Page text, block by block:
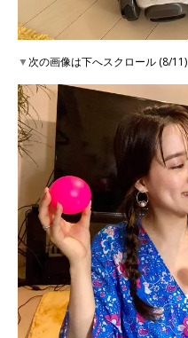
▼次の画像は下へスクロール (8/11)